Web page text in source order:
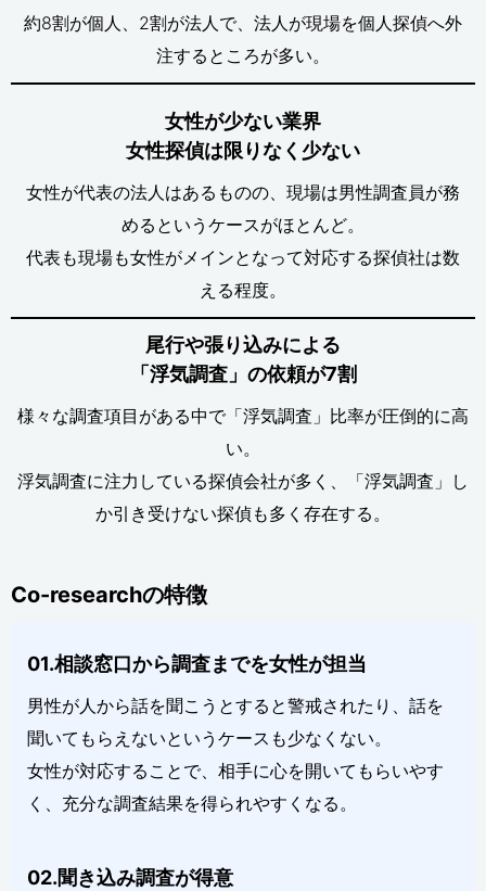
約8割が個人、2割が法人で、法人が現場を個人探偵へ外
注するところが多い。
女性が少ない業界
女性探偵は限りなく少ない
女性が代表の法人はあるものの、現場は男性調査員が務
めるというケースがほとんど。
代表も現場も女性がメインとなって対応する探偵社は数
える程度。
尾行や張り込みによる
「浮気調査」の依頼が7割
様々な調査項目がある中で「浮気調査」比率が圧倒的に高
い。
浮気調査に注力している探偵会社が多く、「浮気調査」し
か引き受けない探偵も多く存在する。
Co-researchの特徴
01.相談窓口から調査までを女性が担当
男性が人から話を聞こうとすると警戒されたり、話を
聞いてもらえないというケースも少なくない。
女性が対応することで、相手に心を開いてもらいやす
く、充分な調査結果を得られやすくなる。
02.聞き込み調査が得意